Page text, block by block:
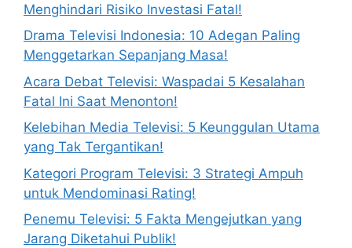
Menghindari Risiko Investasi Fatal!
Drama Televisi Indonesia: 10 Adegan Paling
Menggetarkan Sepanjang Masa!
Acara Debat Televisi: Waspadai 5 Kesalahan
Fatal Ini Saat Menonton!
Kelebihan Media Televisi: 5 Keunggulan Utama
yang Tak Tergantikan!
Kategori Program Televisi: 3 Strategi Ampuh
untuk Mendominasi Rating!
Penemu Televisi: 5 Fakta Mengejutkan yang
Jarang Diketahui Publik!